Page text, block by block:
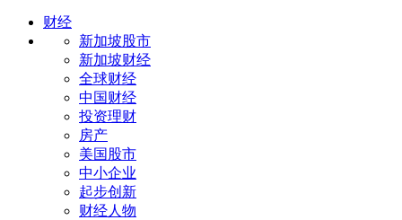
财经
新加坡股市
新加坡财经
全球财经
中国财经
投资理财
房产
美国股市
中小企业
起步创新
财经人物